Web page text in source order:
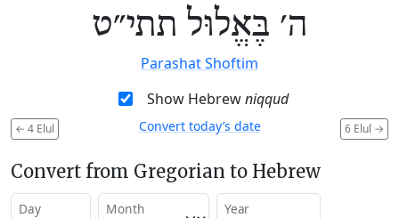
ה׳ בֶּאֱלוּל תתי״ט
Parashat Shoftim
Show Hebrewniqqud
← 4 Elul 6 Elul →
Convert today’s date
Convert from Gregorian to Hebrew
Day Month Year